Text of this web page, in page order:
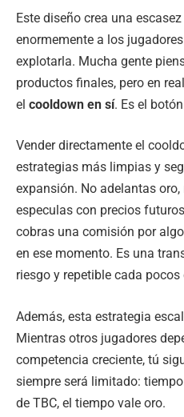
Este diseño crea una
enormemente a los
explotarla. Mucha gente
productos finales, pero en
el cooldown en sí. Es el
Vender directamente el
estrategias más limpias y
expansión. No adelantas
especulas con precios
cobras una comisión por
en ese momento. Es una
riesgo y repetible cada pocos
Además, esta estrategia
Mientras otros jugadores
competencia creciente, tú
siempre será limitado:
de TBC, el tiempo vale oro.